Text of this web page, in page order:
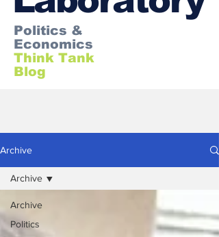
Politics &
Economics
Think Tank
Blog
Archive
Archive
Politics
Archive